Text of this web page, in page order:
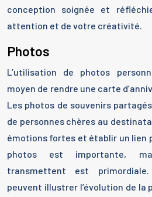
conception soignée et
attention et de votre créativité.
Photos
L’utilisation de photos
moyen de rendre une carte
Les photos de souvenirs
de personnes chères au
émotions fortes et établir un lien
photos est importante,
transmettent est
peuvent illustrer l’évolution de la